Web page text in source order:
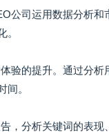
公司运用数据分析
。
验的提升。通过分
。
，分析关键词的表